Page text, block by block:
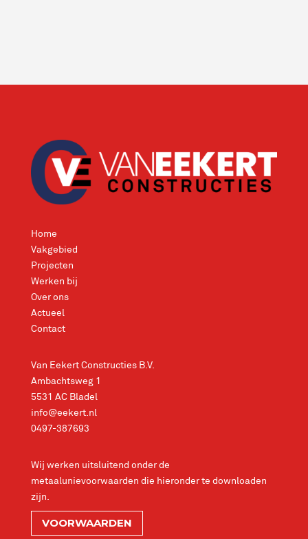
Home
Vakgebied
Projecten
Werken bij
Over ons
Actueel
Contact
Van Eekert Constructies B.V.
Ambachtsweg 1
5531 AC Bladel
info@eekert.nl
0497-387693
Wij werken uitsluitend onder de
metaalunievoorwaarden die hieronder te downloaden
zijn.
VOORWAARDEN